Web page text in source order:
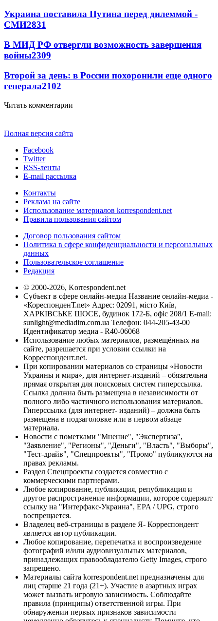
Украина поставила Путина перед дилеммой -
СМИ2831
В МИД РФ отвергли возможность завершения
войны2309
Второй за день: в России похоронили еще одного
генерала2102
Читать комментарии
Полная версия сайта
Facebook
Twitter
RSS-ленты
E-mail рассылка
Контакты
Реклама на сайте
Использование материалов korrespondent.net
Правила пользования сайтом
Договор пользования сайтом
Политика в сфере конфиденциальности и персональных
данных
Пользовательское соглашение
Редакция
© 2000-2026, Korrespondent.net
Субъект в сфере онлайн-медиа Название онлайн-медиа -
«КореспонденТ.net» Адрес: 02091, місто Київ,
ХАРКІВСЬКЕ ШОСЕ, будинок 172-Б, офіс 208/1 E-mail:
sunlight@mediadim.com.ua Телефон: 044-205-43-00
Идентификатор медиа - R40-06068
Использование любых материалов, размещённых на
сайте, разрешается при условии ссылки на
Корреспондент.net.
При копировании материалов со страницы «Новости
Украины и мира», для интернет-изданий – обязательна
прямая открытая для поисковых систем гиперссылка.
Ссылка должна быть размещена в независимости от
полного либо частичного использования материалов.
Гиперссылка (для интернет- изданий) – должна быть
размещена в подзаголовке или в первом абзаце
материала.
Новости с пометками "Мнение", "Экспертиза",
"Заявление", "Регионы", "Деньги", "Власть", "Выборы",
"Тест-драйв", "Спецпроекты", "Промо" публикуются на
правах рекламы.
Раздел Спецпроекты создается совместно с
коммерческими партнерами.
Любое копирование, публикация, републикация и
другое распространение информации, которое содержит
ссылку на "Интерфакс-Украина", EPA / UPG, строго
воспрещается.
Владелец веб-страницы в разделе Я- Корреспондент
является автор публикации.
Любое копирование, перепечатка и воспроизведение
фотографий и/или аудиовизуальных материалов,
принадлежащих правообладателю Getty Images, строго
запрещено.
Материалы сайта korrespondent.net предназначены для
лиц старше 21 года (21+). Участие в азартных играх
может вызвать игровую зависимость. Соблюдайте
правила (принципы) ответственной игры. При
обнаружении первых признаков зависимости